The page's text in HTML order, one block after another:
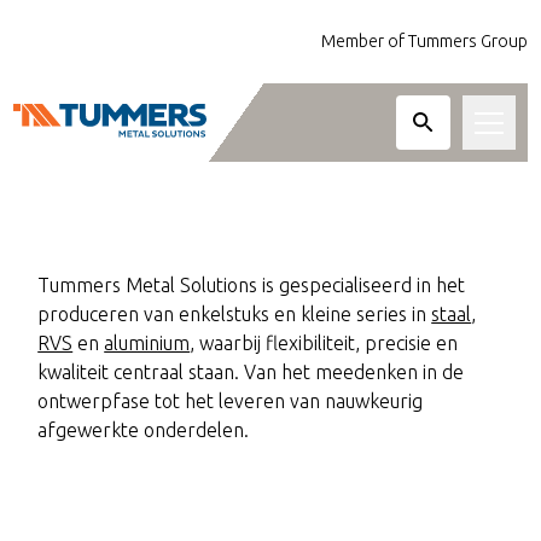
Member of Tummers Group
Lasersnijden van staal, RVS, aluminium en
Frezen tot 3-, 4- en 5-assige bewerkingen
van 1.5 meter lang.
Diensten
Sectoren
Over ons
Tummers Metal Solutions is gespecialiseerd in het
produceren van enkelstuks en kleine series in staal,
RVS en aluminium, waarbij flexibiliteit, precisie en
kwaliteit centraal staan. Van het meedenken in de
ontwerpfase tot het leveren van nauwkeurig
afgewerkte onderdelen.